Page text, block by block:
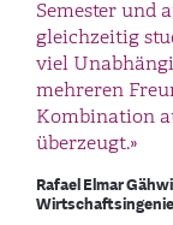
Unternehmen.
mein Wissen
Fertigkeiten
anwenden. Ich
praxisnahe,
Fabian Bacon
Semester und
gleichzeitig
viel
mehreren
Kombination
überzeugt.»
Rafael Elmar